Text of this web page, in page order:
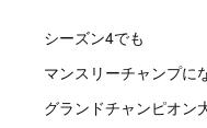
シーズン4でも
マンスリーチャンプに
グランドチャンピオン